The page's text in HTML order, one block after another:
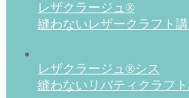
レザクラージュ®
縫わないレザークラフト
レザクラージュ®シス
縫わないリバティクラフ